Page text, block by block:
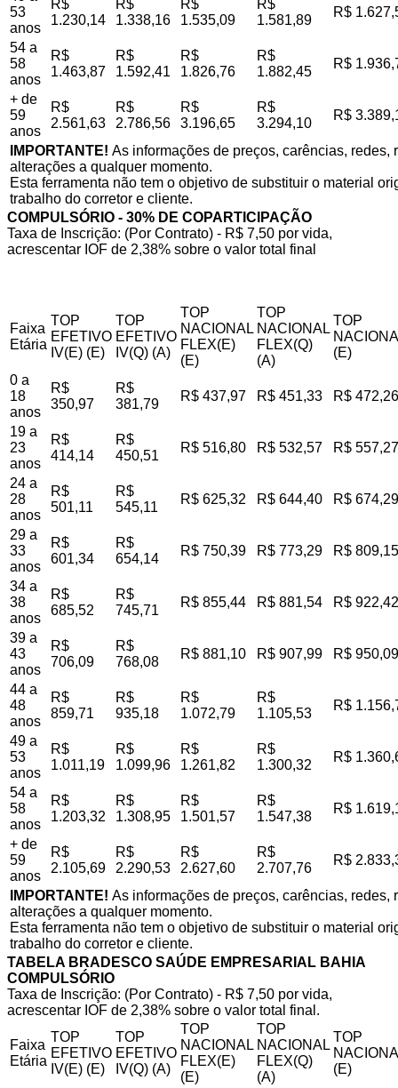
53
anos
R$
1.230,14
R$
1.338,16
R$
1.535,09
R$
1.581,89
R$
54 a
58
anos
R$
1.463,87
R$
1.592,41
R$
1.826,76
R$
1.882,45
R$
+ de
59
anos
R$
2.561,63
R$
2.786,56
R$
3.196,65
R$
3.294,10
R$
IMPORTANTE! As informações de preços, carências,
alterações a qualquer momento.
Esta ferramenta não tem o objetivo de substituir o material
trabalho do corretor e cliente.
COMPULSÓRIO - 30% DE COPARTICIPAÇÃO
Taxa de Inscrição: (Por Contrato) - R$ 7,50 por vida,
acrescentar IOF de 2,38% sobre o valor total final
Faixa
Etária
TOP
EFETIVO
IV(E) (E)
TOP
EFETIVO
IV(Q) (A)
TOP
NACIONAL
FLEX(E)
(E)
TOP
NACIONAL
FLEX(Q)
(A)
TOP
(E)
0 a
18
anos
R$
350,97
R$
381,79
R$ 437,97 R$ 451,33 R$ 472,26
19 a
23
anos
R$
414,14
R$
450,51
R$ 516,80 R$ 532,57 R$ 557,27
24 a
28
anos
R$
501,11
R$
545,11
R$ 625,32 R$ 644,40 R$ 674,29
29 a
33
anos
R$
601,34
R$
654,14
R$ 750,39 R$ 773,29 R$ 809,15
34 a
38
anos
R$
685,52
R$
745,71
R$ 855,44 R$ 881,54 R$ 922,42
39 a
43
anos
R$
706,09
R$
768,08
R$ 881,10 R$ 907,99 R$ 950,09
44 a
48
anos
R$
859,71
R$
935,18
R$
1.072,79
R$
1.105,53
R$
49 a
53
anos
R$
1.011,19
R$
1.099,96
R$
1.261,82
R$
1.300,32
R$
54 a
58
anos
R$
1.203,32
R$
1.308,95
R$
1.501,57
R$
1.547,38
R$
+ de
59
anos
R$
2.105,69
R$
2.290,53
R$
2.627,60
R$
2.707,76
R$
IMPORTANTE! As informações de preços, carências,
alterações a qualquer momento.
Esta ferramenta não tem o objetivo de substituir o material
trabalho do corretor e cliente.
TABELA BRADESCO SAÚDE EMPRESARIAL BAHIA
COMPULSÓRIO
Taxa de Inscrição: (Por Contrato) - R$ 7,50 por vida,
acrescentar IOF de 2,38% sobre o valor total final.
Faixa
Etária
TOP
EFETIVO
IV(E) (E)
TOP
EFETIVO
IV(Q) (A)
TOP
NACIONAL
FLEX(E)
(E)
TOP
NACIONAL
FLEX(Q)
(A)
TOP
(E)